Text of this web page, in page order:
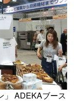
」 ADEKAブース